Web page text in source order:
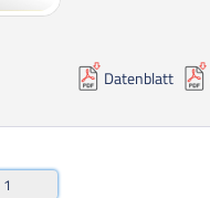
Datenblatt